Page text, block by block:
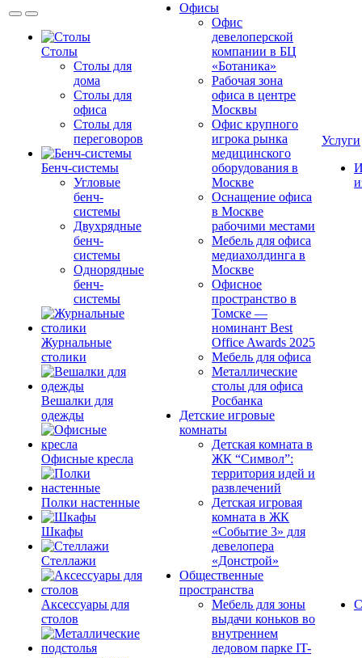
Столы
Столы для
дома
Столы для
офиса
Столы для
переговоров
Бенч-системы
Угловые
бенч-
системы
Двухрядные
бенч-
системы
Однорядные
бенч-
системы
Журнальные
столики
Вешалки для
одежды
Офисные кресла
Полки настенные
Шкафы
Стеллажи
Аксессуары для
столов
Офисы
Офис
девелоперской
компании в БЦ
«Ботаника»
Рабочая зона
офиса в центре
Москвы
Офис крупного
игрока рынка
медицинского
оборудования в
Москве
Оснащение офиса
в Москве
рабочими местами
Мебель для офиса
медиахолдинга в
Москве
Офисное
пространство в
Томске —
номинант Best
Office Awards 2025
Мебель для офиса
Металлические
столы для офиса
Росбанка
Детские игровые
комнаты
Детская комната в
ЖК “Символ”:
территория идей и
развлечений
Детская игровая
комната в ЖК
«Событие 3» для
девелопера
«Донстрой»
Общественные
пространства
Мебель для зоны
выдачи коньков во
внутреннем
ледовом парке IT-
Услуги